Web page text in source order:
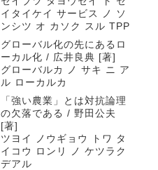
イタイケイ サービス ノ ソ
ンシツ オ カソク スル TPP
グローバル化の先にあるロ
ーカル化 / 広井良典 [著]
グローバルカ ノ サキ ニ ア
ル ローカルカ
「強い農業」とは対抗論理
の欠落である / 野田公夫
[著]
ツヨイ ノウギョウ トワ タ
イコウ ロンリ ノ ケツラク
デアル